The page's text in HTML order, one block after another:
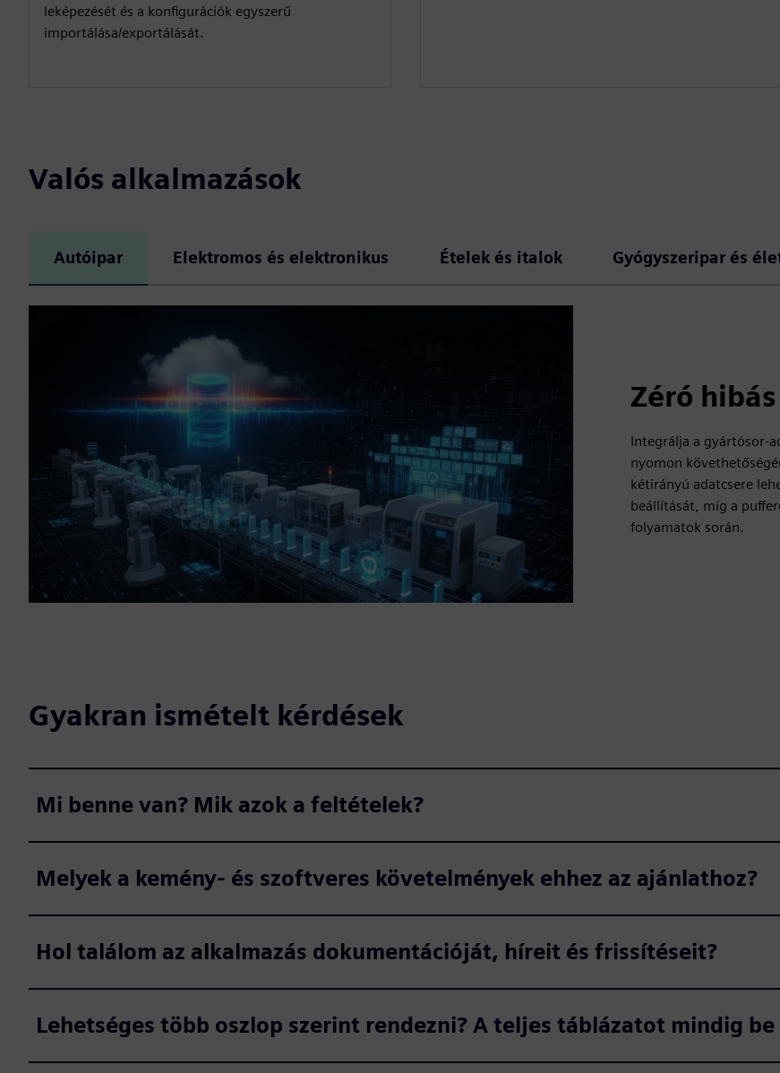
leképezését és a konfigurációk egyszerű
importálása/exportálását.
Valós alkalmazások
Autóipar Elektromos és elektronikus Ételek és italok Gyógyszeripar és
Zéró
Integrálja a gyártósor-
nyomon
kétirányú adatcsere
beállítását, míg a
folyamatok során.
Gyakran ismételt kérdések
Mi benne van? Mik azok a feltételek?
Melyek a kemény- és szoftveres követelmények ehhez az ajánlathoz?
Hol találom az alkalmazás dokumentációját, híreit és frissítéseit?
Lehetséges több oszlop szerint rendezni? A teljes táblázatot mindig